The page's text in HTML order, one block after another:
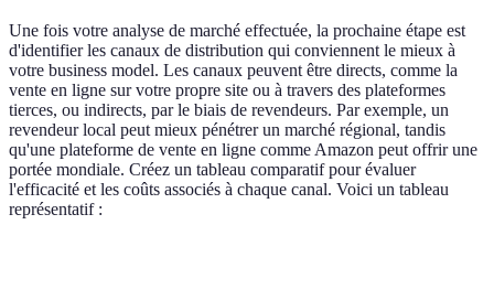
Une fois votre analyse de marché effectuée, la prochaine étape est
d'identifier les canaux de distribution qui conviennent le mieux à
votre business model. Les canaux peuvent être directs, comme la
vente en ligne sur votre propre site ou à travers des plateformes
tierces, ou indirects, par le biais de revendeurs. Par exemple, un
revendeur local peut mieux pénétrer un marché régional, tandis
qu'une plateforme de vente en ligne comme Amazon peut offrir une
portée mondiale. Créez un tableau comparatif pour évaluer
l'efficacité et les coûts associés à chaque canal. Voici un tableau
représentatif :